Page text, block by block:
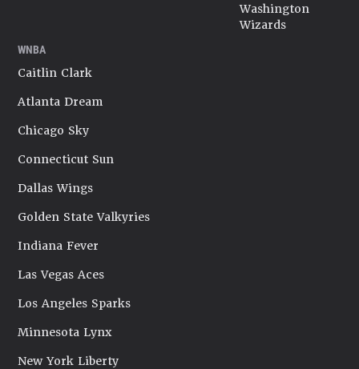
Washington
Wizards
WNBA
Caitlin Clark
Atlanta Dream
Chicago Sky
Connecticut Sun
Dallas Wings
Golden State Valkyries
Indiana Fever
Las Vegas Aces
Los Angeles Sparks
Minnesota Lynx
New York Liberty